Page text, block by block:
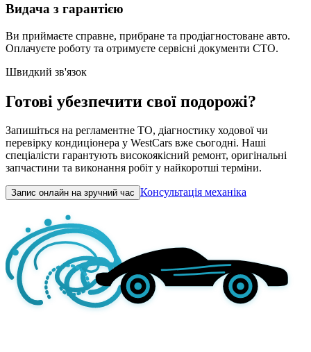
Видача з гарантією
Ви приймаєте справне, прибране та продіагностоване авто.
Оплачуєте роботу та отримуєте сервісні документи СТО.
Швидкий зв'язок
Готові убезпечити свої подорожі?
Запишіться на регламентне ТО, діагностику ходової чи
перевірку кондиціонера у WestCars вже сьогодні. Наші
спеціалісти гарантують високоякісний ремонт, оригінальні
запчастини та виконання робіт у найкоротші терміни.
Запис онлайн на зручний час Консультація механіка